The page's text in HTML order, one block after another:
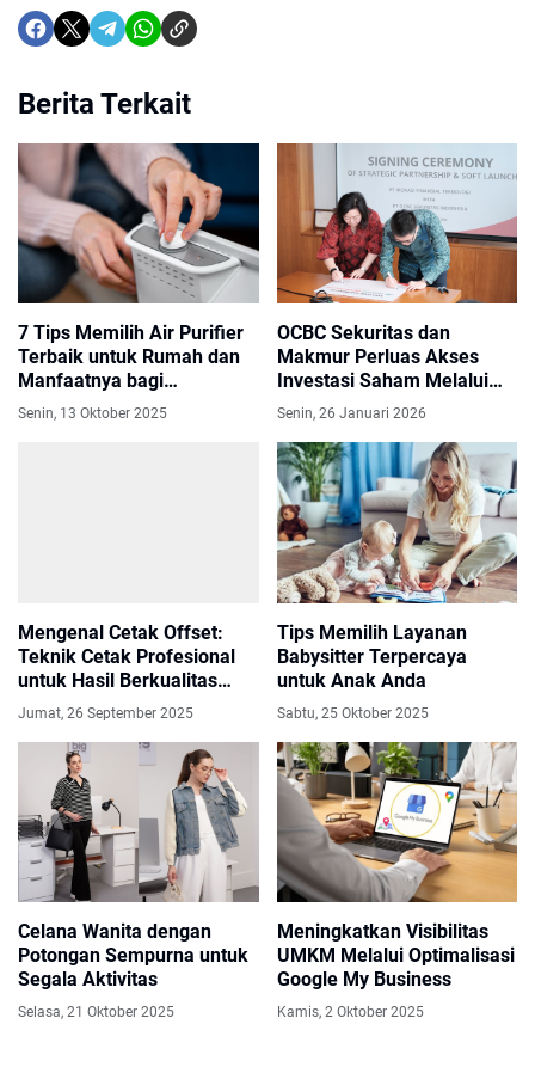
Berita Terkait
7 Tips Memilih Air Purifier
Terbaik untuk Rumah dan
Manfaatnya bagi
Kesehatan Keluarga
Senin, 13 Oktober 2025
OCBC Sekuritas dan
Makmur Perluas Akses
Investasi Saham Melalui
Kemitraan Strategis
Senin, 26 Januari 2026
Mengenal Cetak Offset:
Teknik Cetak Profesional
untuk Hasil Berkualitas
Tinggi
Jumat, 26 September 2025
Tips Memilih Layanan
Babysitter Terpercaya
untuk Anak Anda
Sabtu, 25 Oktober 2025
Celana Wanita dengan
Potongan Sempurna untuk
Segala Aktivitas
Selasa, 21 Oktober 2025
Meningkatkan Visibilitas
UMKM Melalui Optimalisasi
Google My Business
Kamis, 2 Oktober 2025